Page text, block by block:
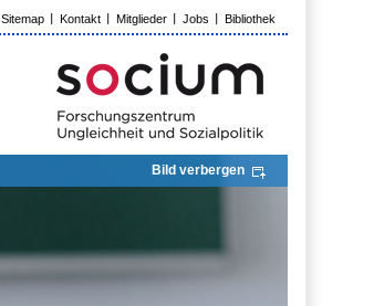
Sitemap Kontakt Mitglieder Jobs Bibliothek
Bild verbergen